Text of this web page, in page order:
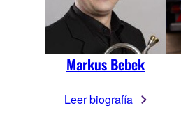
Markus Bebek
Leer biografía